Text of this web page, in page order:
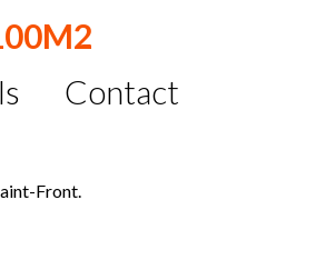
Contact
Front.